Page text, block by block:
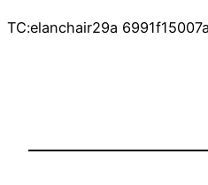
TC:elanchair29a